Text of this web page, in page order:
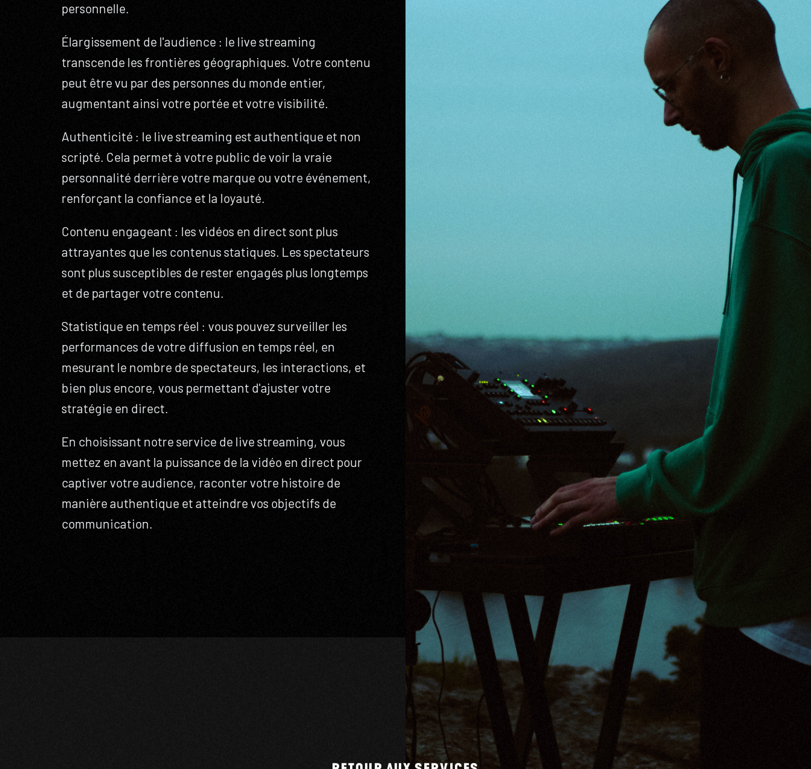
personnelle.
Élargissement de l'audience : le live streaming
transcende les frontières géographiques. Votre contenu
peut être vu par des personnes du monde entier,
augmentant ainsi votre portée et votre visibilité.
Authenticité : le live streaming est authentique et non
scripté. Cela permet à votre public de voir la vraie
personnalité derrière votre marque ou votre événement,
renforçant la confiance et la loyauté.
Contenu engageant : les vidéos en direct sont plus
attrayantes que les contenus statiques. Les spectateurs
sont plus susceptibles de rester engagés plus longtemps
et de partager votre contenu.
Statistique en temps réel : vous pouvez surveiller les
performances de votre diffusion en temps réel, en
mesurant le nombre de spectateurs, les interactions, et
bien plus encore, vous permettant d'ajuster votre
stratégie en direct.
En choisissant notre service de live streaming, vous
mettez en avant la puissance de la vidéo en direct pour
captiver votre audience, raconter votre histoire de
manière authentique et atteindre vos objectifs de
communication.